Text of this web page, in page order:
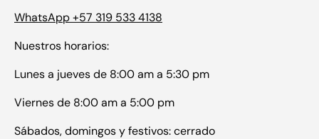
WhatsApp +57 319 533 4138
Nuestros horarios:
Lunes a jueves de 8:00 am a 5:30 pm
Viernes de 8:00 am a 5:00 pm
Sábados, domingos y festivos: cerrado